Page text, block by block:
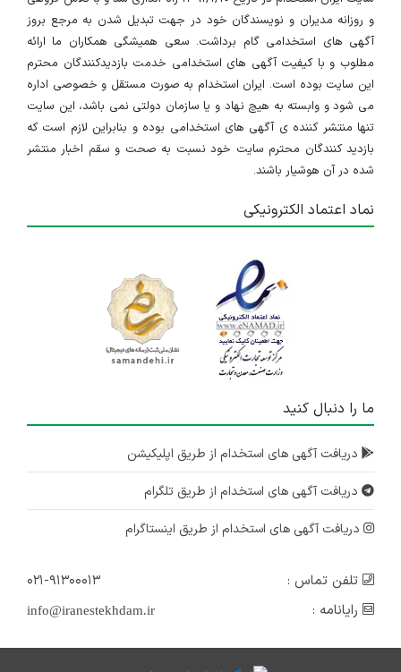
و روزانه مدیران و نویسندگان خود در جهت تبدیل شدن به مرجع بروز
آگهی های استخدامی گام برداشت. سعی همیشگی همکاران ما ارائه
مطلوب و با کیفیت آگهی های استخدامی خدمت بازدیدکنندگان محترم
این سایت بوده است. ایران استخدام به صورت مستقل و خصوصی اداره
می شود و وابسته به هیچ نهاد و یا سازمان دولتی نمی باشد، این سایت
تنها منتشر کننده ی آگهی های استخدامی بوده و بنابراین لازم است که
بازدید کنندگان محترم سایت خود نسبت به صحت و سقم اخبار منتشر
شده در آن هوشیار باشند.
نماد اعتماد الکترونیکی
ما را دنبال کنید
دریافت آگهی های استخدام از طریق اپلیکیشن
دریافت آگهی های استخدام از طریق تلگرام
دریافت آگهی های استخدام از طریق اینستاگرام
تلفن تماس :
۰۲۱-۹۱۳۰۰۰۱۳
رایانامه :
info@iranestekhdam.ir